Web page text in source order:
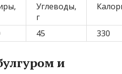
Углеводы,
г
45 330
и